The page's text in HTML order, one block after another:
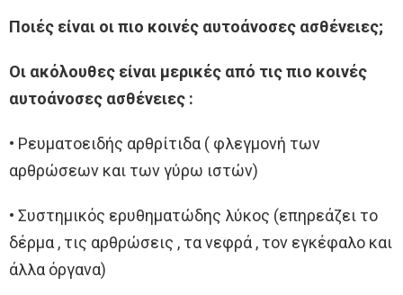
Ποιές είναι οι πιο κοινές αυτοάνοσες ασθένειες;
Οι ακόλουθες είναι μερικές από τις πιο κοινές
αυτοάνοσες ασθένειες :
• Ρευματοειδής αρθρίτιδα ( φλεγμονή των
αρθρώσεων και των γύρω ιστών)
• Συστημικός ερυθηματώδης λύκος (επηρεάζει το
δέρμα , τις αρθρώσεις , τα νεφρά , τον εγκέφαλο και
άλλα όργανα)